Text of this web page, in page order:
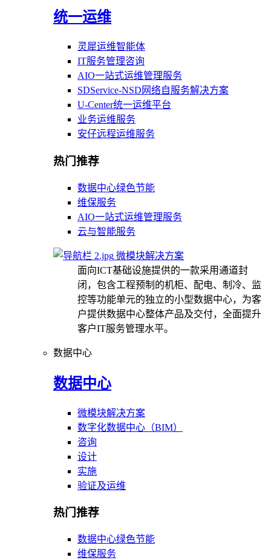
统一运维
灵犀运维智能体
IT服务管理咨询
AIO一站式运维管理服务
SDService-NSD网络自服务解决方案
U-Center统一运维平台
业务运维服务
安仔远程运维服务
热门推荐
数据中心绿色节能
维保服务
AIO一站式运维管理服务
云与智能服务
微模块解决方案
面向ICT基础设施提供的一款采用通道封
闭，包含工程预制的机柜、配电、制冷、监
控等功能单元的独立的小型数据中心，为客
户提供数据中心整体产品及交付，全面提升
客户IT服务管理水平。
数据中心
数据中心
微模块解决方案
数字化数据中心（BIM）
咨询
设计
实施
验证及运维
热门推荐
数据中心绿色节能
维保服务